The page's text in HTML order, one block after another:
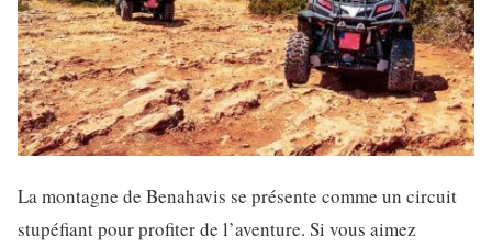
La montagne de Benahavis se présente comme un circuit
stupéfiant pour profiter de l’aventure. Si vous aimez